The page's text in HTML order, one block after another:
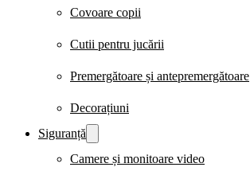
Covoare copii
Cutii pentru jucării
Premergătoare și antepremergătoare
Decorațiuni
Siguranță
Camere și monitoare video